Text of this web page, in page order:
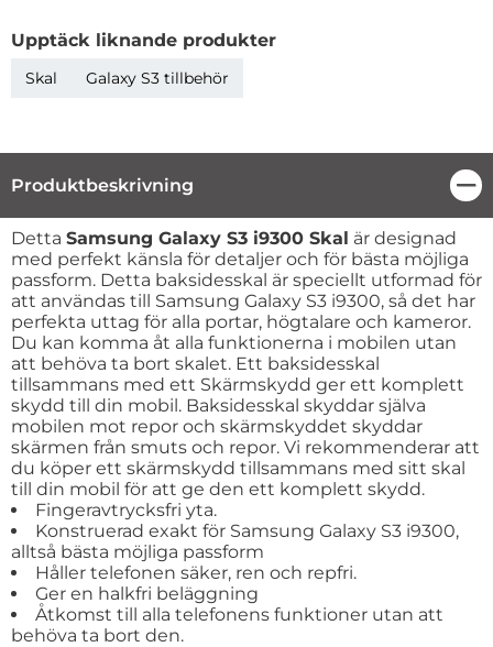
Upptäck liknande produkter
Skal Galaxy S3 tillbehör
Produktbeskrivning
Produktbeskrivning
Detta Samsung Galaxy S3 i9300 Skal är designad
med perfekt känsla för detaljer och för bästa möjliga
passform. Detta baksidesskal är speciellt utformad för
att användas till Samsung Galaxy S3 i9300, så det har
perfekta uttag för alla portar, högtalare och kameror.
Du kan komma åt alla funktionerna i mobilen utan
att behöva ta bort skalet. Ett baksidesskal
tillsammans med ett Skärmskydd ger ett komplett
skydd till din mobil. Baksidesskal skyddar själva
mobilen mot repor och skärmskyddet skyddar
skärmen från smuts och repor. Vi rekommenderar att
du köper ett skärmskydd tillsammans med sitt skal
till din mobil för att ge den ett komplett skydd.
Fingeravtrycksfri yta.
Konstruerad exakt för Samsung Galaxy S3 i9300,
alltså bästa möjliga passform
Håller telefonen säker, ren och repfri.
Ger en halkfri beläggning
Åtkomst till alla telefonens funktioner utan att
behöva ta bort den.